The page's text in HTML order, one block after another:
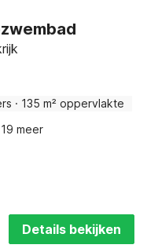
· 135 m² oppervlakte
19 meer
Details bekijken